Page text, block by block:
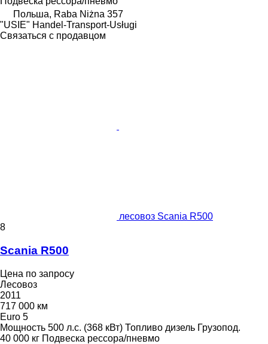
Польша, Raba Niżna 357
"USIE" Handel-Transport-Usługi
Связаться с продавцом
лесовоз Scania R500
8
Scania R500
Цена по запросу
Лесовоз
2011
717 000 км
Euro 5
Мощность 500 л.с. (368 кВт) Топливо дизель Грузопод.
40 000 кг Подвеска рессора/пневмо